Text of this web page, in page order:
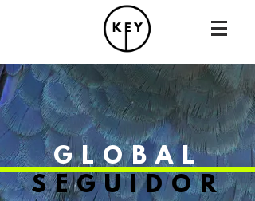
GLOBAL
SEGUIDOR